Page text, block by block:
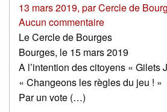
13 mars 2019, parCercle de
Aucun commentaire
Le Cercle de Bourges
Bourges, le 15 mars 2019
A l’intention des citoyens « Gilets
« Changeons les règles du jeu ! »
Par un vote (…)